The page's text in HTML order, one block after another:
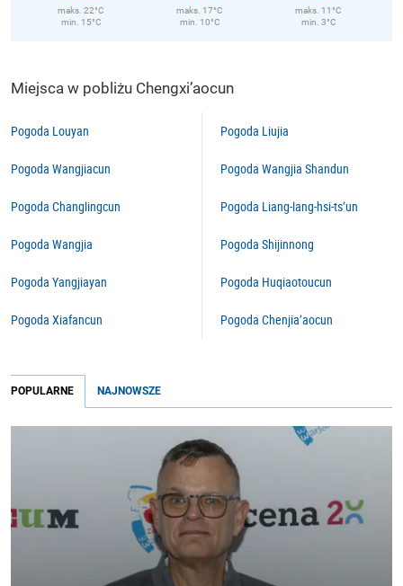
maks. 22°C
min. 15°C
maks. 17°C
min. 10°C
maks. 11°C
min. 3°C
Miejsca w pobliżu Chengxi’aocun
Pogoda Louyan
Pogoda Wangjiacun
Pogoda Changlingcun
Pogoda Wangjia
Pogoda Yangjiayan
Pogoda Xiafancun
Pogoda Liujia
Pogoda Wangjia Shandun
Pogoda Liang-lang-hsi-ts’un
Pogoda Shijinnong
Pogoda Huqiaotoucun
Pogoda Chenjia’aocun
POPULARNE NAJNOWSZE